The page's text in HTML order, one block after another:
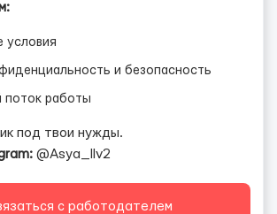
условия
и безопасность
поток работы
под твои нужды.
@Asya_llv2
с работодателем